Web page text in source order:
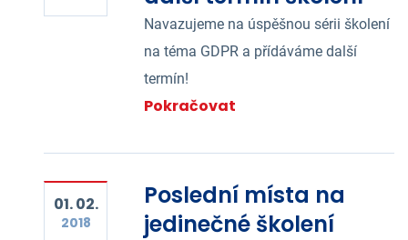
Navazujeme na úspěšnou sérii školení
na téma GDPR a přídáváme další
termín!
Pokračovat
01. 02.
2018
Poslední místa na
jedinečné školení